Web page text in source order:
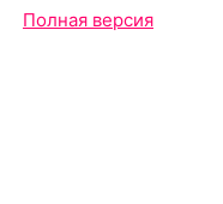
Полная версия